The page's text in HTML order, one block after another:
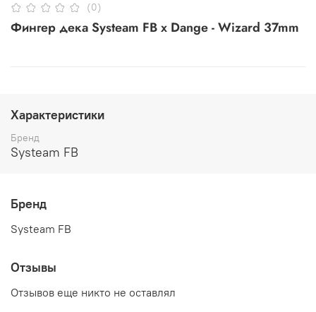
(0)
Фингер дека Systeam FB x Dange - Wizard 37mm
Характеристики
Бренд
Systeam FB
Бренд
Systeam FB
Отзывы
Отзывов еще никто не оставлял